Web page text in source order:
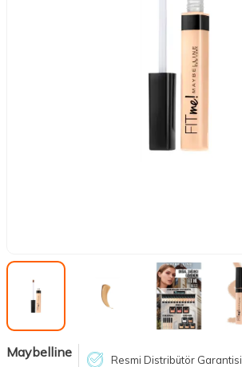
Maybelline Resmi Distribütör Garantisi